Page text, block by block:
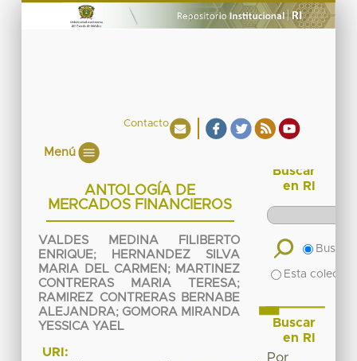
Contacto
Menú
ANTOLOGÍA DE
MERCADOS FINANCIEROS
VALDES MEDINA FILIBERTO
ENRIQUE;
HERNANDEZ SILVA
MARIA DEL CARMEN ; MARTINEZ
CONTRERAS MARIA TERESA;
RAMIREZ CONTRERAS BERNABE
ALEJANDRA; GOMORA MIRANDA
YESSICA YAEL
URI:
Buscar
en RI
Buscar
Esta
Buscar
en RI
Por